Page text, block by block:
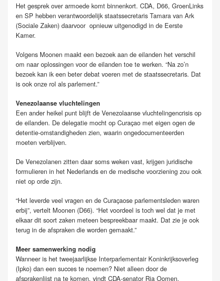
Het gesprek over armoede komt binnenkort. CDA, D66, GroenLinks
en SP hebben verantwoordelijk staatssecretaris Tamara van Ark
(Sociale Zaken) daarvoor opnieuw uitgenodigd in de Eerste
Kamer.
Volgens Moonen maakt een bezoek aan de eilanden het verschil
om naar oplossingen voor de eilanden toe te werken. “Na zo’n
bezoek kan ik een beter debat voeren met de staatssecretaris. Dat
is ook onze rol als parlement.”
Venezolaanse vluchtelingen
Een ander heikel punt blijft de Venezolaanse vluchtelingencrisis op
de eilanden. De delegatie mocht op Curaçao met eigen ogen de
detentie-omstandigheden zien, waarin ongedocumenteerden
moeten verblijven.
De Venezolanen zitten daar soms weken vast, krijgen juridische
formulieren in het Nederlands en de medische voorziening zou ook
niet op orde zijn.
“Het leverde veel vragen en de Curaçaose parlementsleden waren
erbij”, vertelt Moonen (D66). “Het voordeel is toch wel dat je met
elkaar dit soort zaken meteen bespreekbaar maakt. Dat zie je ook
terug in de afspraken die worden gemaakt.”
Meer samenwerking nodig
Wanneer is het tweejaarlijkse Interparlementair Koninkrijksoverleg
(Ipko) dan een succes te noemen? Niet alleen door de
afsprakenlijst na te komen, vindt CDA-senator Ria Oomen.